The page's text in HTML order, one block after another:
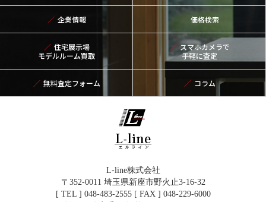
企業情報 価格検索
住宅展示場
モデルルーム買取
スマホカメラで
手軽に査定
無料査定フォーム コラム
L-line株式会社
〒352-0011 埼玉県新座市野火止3-16-32
[ TEL ] 048-483-2555 [ FAX ] 048-229-6000